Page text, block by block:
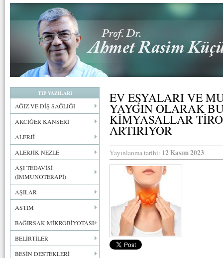
TIP YAZILARI
AĞIZ VE DİŞ SAĞLIĞI
AKCİĞER KANSERİ
ALERJİ
ALERJİK NEZLE
AŞI TEDAVİSİ
(İMMUNOTERAPİ)
AŞILAR
ASTIM
BAĞIRSAK MİKROBİYOTASI
BELİRTİLER
BESİN DESTEKLERİ
EV EŞYALARI VE
YAYGIN OLARAK
KİMYASALLAR
ARTIRIYOR
Yayınlanma tarihi: 12 Kasım 2023